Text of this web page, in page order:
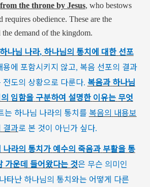
from the throne by Jesus, who bestows
requires obedience. These are the
the demand of the kingdom.
하나님 나라, 하나님의 통치에 대한 선포
용에 포함시키지 않고, 복음 선포의 결과
전도의 상황으로 다룬다. 복음과 하나님
임함을 구분하여 설명한 이유는 무엇
는 하나님 나라의 통치를 복음의 내용보
결과로 본 것이 아닌가 싶다.
나라의 통치가 예수의 죽음과 부활을 통
가운데 들어왔다는 것은 무슨 의미인
나타난 하나님의 통치와는 어떻게 다른